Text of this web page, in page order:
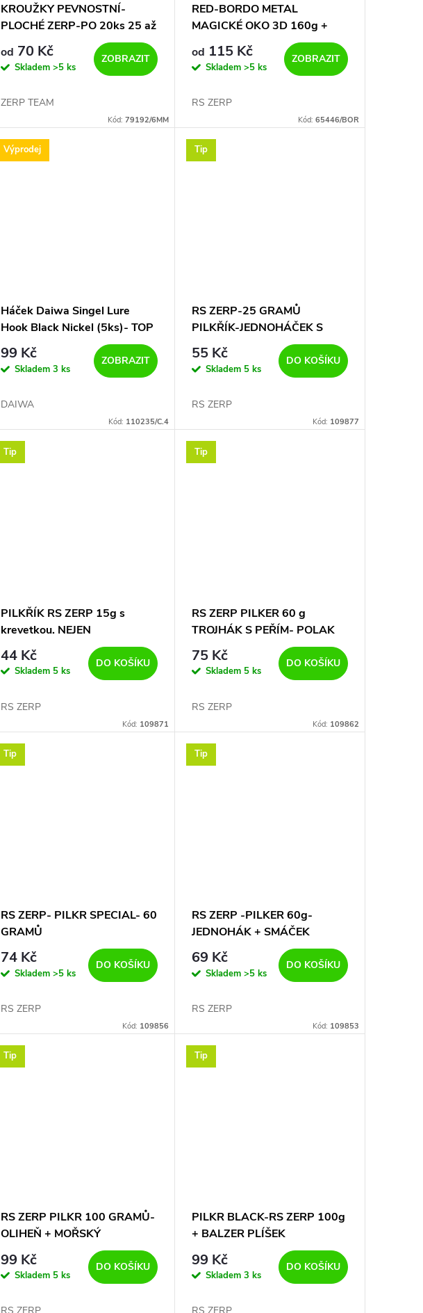
KROUŽKY PEVNOSTNÍ-
PLOCHÉ ZERP-PO 20ks 25 až
86 kg
od 70 Kč
Skladem>5 ks
ZOBRAZIT
ZERP TEAM
Kód: 79192/6MM
RED-BORDO METAL
MAGICKÉ OKO 3D 160g +
250g 8/0+ 10/0 TOP BAIT
HOOK
od 115 Kč
Skladem >5 ks
ZOBRAZIT
RS ZERP
Kód: 65446/BOR
Výprodej
Háček Daiwa Singel Lure
Hook Black Nickel (5ks)- TOP
CENA!!!!!!!
99 Kč
Skladem3 ks
ZOBRAZIT
DAIWA
Kód: 110235/C.4
Tip
RS ZERP-25 GRAMŮ
PILKŘÍK-JEDNOHÁČEK S
CHOBOTNIČKOU
55 Kč
Skladem 5 ks
DO KOŠÍKU
RS ZERP
Kód: 109877
Tip
PILKŘÍK RS ZERP 15g s
krevetkou. NEJEN
MAKRELOVÝ ZABIJÁK.....NA
OKOUNY-TLOUŠTĚ-
PSTRUHY-BOLENY
44 Kč
Skladem 5 ks
DO KOŠÍKU
RS ZERP
Kód: 109871
Tip
RS ZERP PILKER 60 g
TROJHÁK S PEŘÍM- POLAK
SPECIAL
75 Kč
Skladem 5 ks
DO KOŠÍKU
RS ZERP
Kód: 109862
Tip
RS ZERP- PILKR SPECIAL- 60
GRAMŮ
74 Kč
Skladem>5 ks
DO KOŠÍKU
RS ZERP
Kód: 109856
Tip
RS ZERP -PILKER 60g-
JEDNOHÁK + SMÁČEK
69 Kč
Skladem >5 ks
DO KOŠÍKU
RS ZERP
Kód: 109853
Tip
RS ZERP PILKR 100 GRAMŮ-
OLIHEŇ + MOŘSKÝ
JEDNOHÁK
99 Kč
Skladem 5 ks
DO KOŠÍKU
Tip
PILKR BLACK-RS ZERP 100g
+ BALZER PLÍŠEK
99 Kč
Skladem 3 ks
DO KOŠÍKU